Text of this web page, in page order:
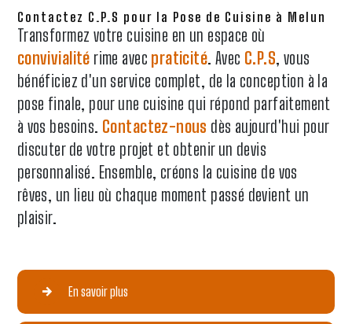
Contactez C.P.S pour la Pose de Cuisine à Melun
Transformez votre cuisine en un espace où
convivialité rime avec praticité. Avec C.P.S, vous
bénéficiez d'un service complet, de la conception à la
pose finale, pour une cuisine qui répond parfaitement
à vos besoins. Contactez-nous dès aujourd'hui pour
discuter de votre projet et obtenir un devis
personnalisé. Ensemble, créons la cuisine de vos
rêves, un lieu où chaque moment passé devient un
plaisir.
En savoir plus